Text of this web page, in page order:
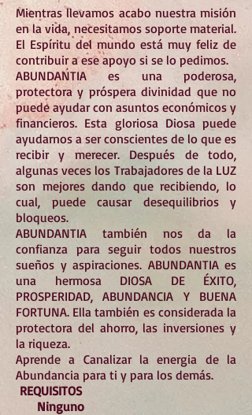
Mientras llevamos acabo nuestra misión
en la vida, necesitamos soporte material.
El Espíritu del mundo está muy feliz de
contribuir a ese apoyo si se lo pedimos.
ABUNDANTIA es una poderosa,
protectora y próspera divinidad que no
puede ayudar con asuntos económicos y
financieros. Esta gloriosa Diosa puede
ayudarnos a ser conscientes de lo que es
recibir y merecer. Después de todo,
algunas veces los Trabajadores de la LUZ
son mejores dando que recibiendo, lo
cual, puede causar desequilibrios y
bloqueos.
ABUNDANTIA también nos da la
confianza para seguir todos nuestros
sueños y aspiraciones. ABUNDANTIA es
una hermosa DIOSA DE ÉXITO,
PROSPERIDAD, ABUNDANCIA Y BUENA
FORTUNA. Ella también es considerada la
protectora del ahorro, las inversiones y
la riqueza.
Aprende a Canalizar la energia de la
Abundancia para ti y para los demás.
REQUISITOS
Ninguno